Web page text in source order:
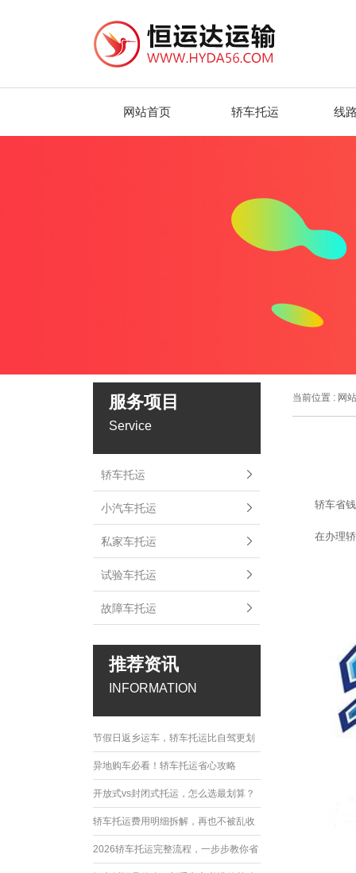
网站首页 轿车托运 线
服务项目
Service
轿车托运
小汽车托运
私家车托运
试验车托运
故障车托运
推荐资讯
INFORMATION
节假日返乡运车，轿车托运比自驾更划
算
异地购车必看！轿车托运省心攻略
开放式vs封闭式托运，怎么选最划算？
轿车托运费用明细拆解，再也不被乱收
费
2026轿车托运完整流程，一步步教你省
当前位置 : 网
轿车省
在办理